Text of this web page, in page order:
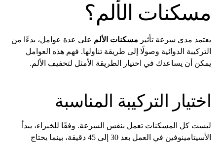
مسكنات الألم؟
يعتمد مدى سرعة تأثير مسكنات الألم على عدة عوامل، بدءًا من
التركيبة الدوائية وصولًا إلى طريقة تناولها. فهم هذه العوامل
يمكن أن يساعدك في اختيار الطريقة الأمثل لتخفيف الألم.
اختيار التركيبة المناسبة
ليست كل المسكنات تعمل بنفس السرعة. وفقًا للخبراء، يبدأ
الأسيتامينوفين في العمل بعد 30 إلى 45 دقيقة، بينما يحتاج